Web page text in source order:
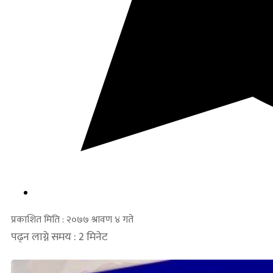
प्रकाशित मिति : २०७७ श्रावण ४ गते
पढ्न लाग्ने समय : 2 मिनेट